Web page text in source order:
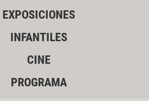
EXPOSICIONES
INFANTILES
CINE
PROGRAMA